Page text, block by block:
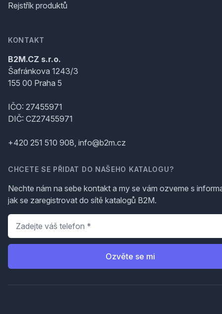
Rejstřík produktů
KONTAKT
B2M.CZ s.r.o.
Šafránkova 1243/3
155 00 Praha 5
IČO: 27455971
DIČ: CZ27455971
+420 251 510 908, info@b2m.cz
CHCETE SE PŘIDAT DO NAŠEHO KATALOGU?
Nechte nám na sebe kontakt a my se vám ozveme s
jak se zaregistrovat do sítě katalogů B2M.
Telefon
Ozvěte se mi